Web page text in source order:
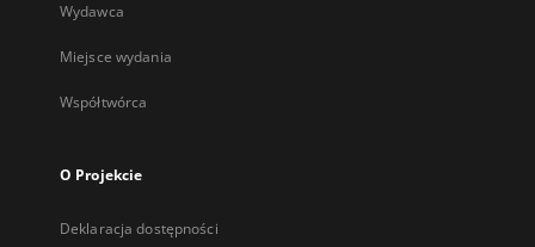
Wydawca
Miejsce wydania
Współtwórca
O Projekcie
Deklaracja dostępności